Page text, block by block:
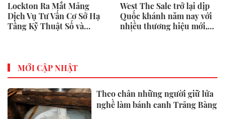
Lockton Ra Mắt Mảng
Dịch Vụ Tư Vấn Cơ Sở Hạ
Tầng Kỹ Thuật Số và
West The Sale trở lại dịp
Quốc khánh năm nay với
nhiều thương hiệu mới,
MỚI CẬP NHẬT
Theo chân những người giữ lửa
nghề làm bánh canh Trảng Bàng